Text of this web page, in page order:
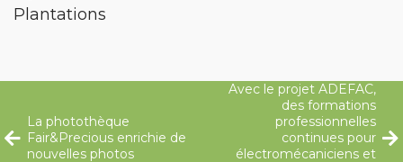
Plantations
La photothèque
Fair&Precious enrichie de
nouvelles photos
Avec le projet ADEFAC,
des formations
professionnelles
continues pour
électromécaniciens et